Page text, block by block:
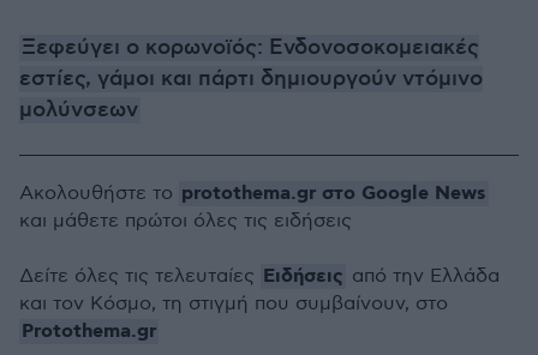
Ξεφεύγει ο κορωνοϊός: Ενδονοσοκομειακές
εστίες, γάμοι και πάρτι δημιουργούν ντόμινο
μολύνσεων
Ακολουθήστε το protothema.gr στο Google News
και μάθετε πρώτοι όλες τις ειδήσεις
Δείτε όλες τις τελευταίες Ειδήσεις από την Ελλάδα
και τον Κόσμο, τη στιγμή που συμβαίνουν, στο
Protothema.gr